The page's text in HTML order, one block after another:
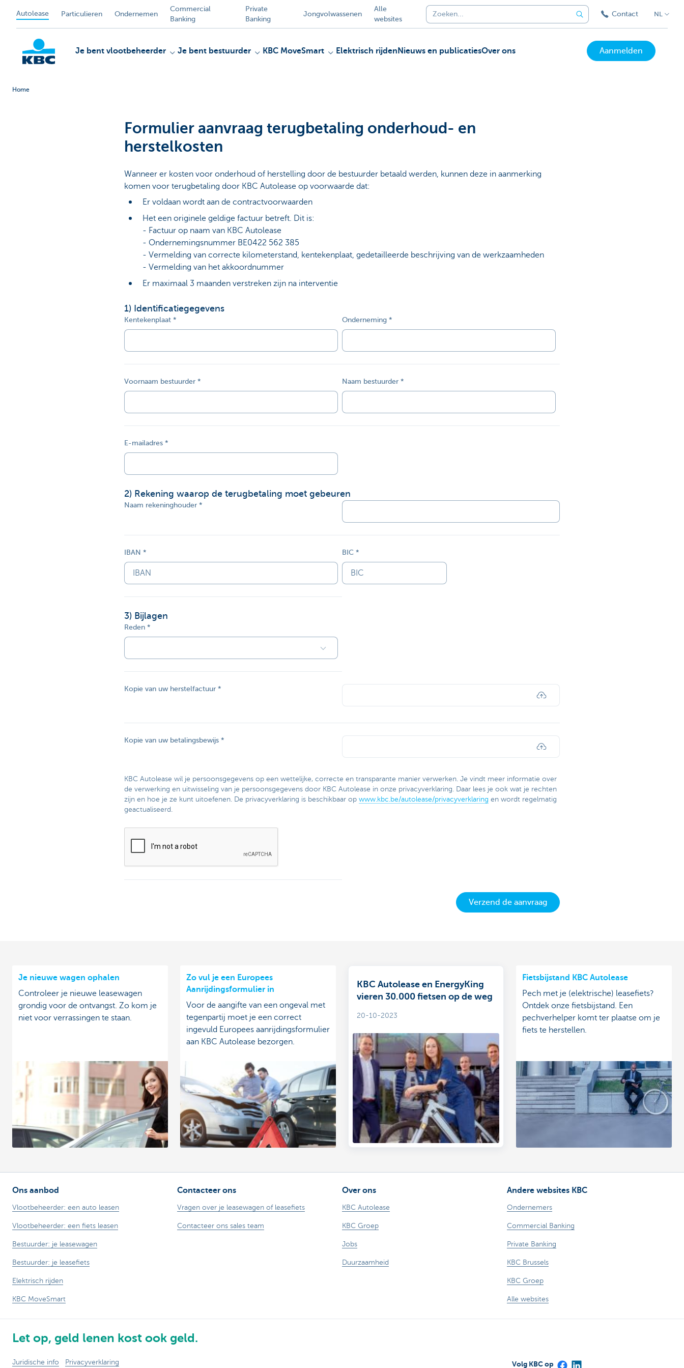
Autolease Particulieren Ondernemen
Commercial
Banking
Private
Banking
Jongvolwassenen
Alle
websites
Contact NL
Je bent vlootbeheerder Je bent bestuurder KBC MoveSmart Elektrisch rijden Nieuws en publicatiesOver ons Aanmelden
Home
Formulier aanvraag terugbetaling onderhoud- en
herstelkosten
Wanneer er kosten voor onderhoud of herstelling door de bestuurder betaald werden, kunnen deze in aanmerking
komen voor terugbetaling door KBC Autolease op voorwaarde dat:
Er voldaan wordt aan de contractvoorwaarden
Het een originele geldige factuur betreft. Dit is:
- Factuur op naam van KBC Autolease
- Ondernemingsnummer BE0422 562 385
- Vermelding van correcte kilometerstand, kentekenplaat, gedetailleerde beschrijving van de werkzaamheden
- Vermelding van het akkoordnummer
Er maximaal 3 maanden verstreken zijn na interventie
1) Identificatiegegevens
Kentekenplaat Onderneming
Voornaam bestuurder Naam bestuurder
E-mailadres
2) Rekening waarop de terugbetaling moet gebeuren
Naam rekeninghouder
IBAN BIC
3) Bijlagen
Reden
Kopie van uw herstelfactuur
Kopie van uw betalingsbewijs
KBC Autolease wil je persoonsgegevens op een wettelijke, correcte en transparante manier verwerken. Je vindt meer informatie over
de verwerking en uitwisseling van je persoonsgegevens door KBC Autolease in onze privacyverklaring. Daar lees je ook wat je rechten
zijn en hoe je ze kunt uitoefenen. De privacyverklaring is beschikbaar op www.kbc.be/autolease/privacyverklaring en wordt regelmatig
geactualiseerd.
Verzend de aanvraag
Je nieuwe wagen ophalen
Controleer je nieuwe leasewagen
grondig voor de ontvangst. Zo kom je
niet voor verrassingen te staan.
Zo vul je een Europees
Aanrijdingsformulier in
Voor de aangifte van een ongeval met
tegenpartij moet je een correct
ingevuld Europees aanrijdingsformulier
aan KBC Autolease bezorgen.
KBC Autolease en EnergyKing
vieren 30.000 fietsen op de weg
20-10-2023
Fietsbijstand KBC Autolease
Pech met je (elektrische) leasefiets?
Ontdek onze fietsbijstand. Een
pechverhelper komt ter plaatse om je
fiets te herstellen.
Ons aanbod
Vlootbeheerder: een auto leasen
Vlootbeheerder: een fiets leasen
Bestuurder: je leasewagen
Bestuurder: je leasefiets
Elektrisch rijden
KBC MoveSmart
Contacteer ons
Vragen over je leasewagen of leasefiets
Contacteer ons sales team
Over ons
KBC Autolease
KBC Groep
Jobs
Duurzaamheid
Andere websites KBC
Ondernemers
Commercial Banking
Private Banking
KBC Brussels
KBC Groep
Alle websites
Let op, geld lenen kost ook geld.
Juridische info Privacyverklaring Volg KBC op